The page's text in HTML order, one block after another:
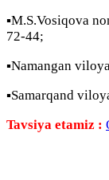
▪️M.S.Vosiqova
72-44;
▪️Namangan
▪️Samarqand
Tavsiya etamiz :